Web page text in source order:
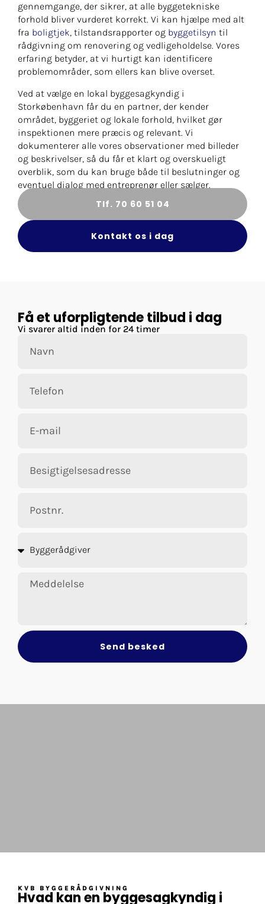
gennemgange, der sikrer, at alle byggetekniske
forhold bliver vurderet korrekt. Vi kan hjælpe med alt
fra boligtjek, tilstandsrapporter og byggetilsyn til
rådgivning om renovering og vedligeholdelse. Vores
erfaring betyder, at vi hurtigt kan identificere
problemområder, som ellers kan blive overset.
Ved at vælge en lokal byggesagkyndig i
Storkøbenhavn får du en partner, der kender
området, byggeriet og lokale forhold, hvilket gør
inspektionen mere præcis og relevant. Vi
dokumenterer alle vores observationer med billeder
og beskrivelser, så du får et klart og overskueligt
overblik, som du kan bruge både til beslutninger og
eventuel dialog med entreprenør eller sælger.
Tlf. 70 60 51 04
Kontakt os i dag
Få et uforpligtende tilbud i dag
Vi svarer altid inden for 24 timer
Send besked
KVB BYGGERÅDGIVNING
Hvad kan en byggesagkyndig i